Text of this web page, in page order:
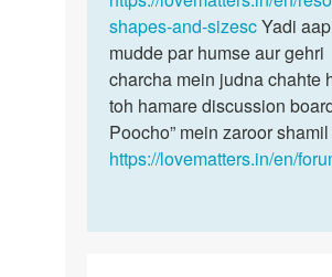
shapes-and-sizescYadi
mudde par humse aur gehri
charcha mein judna chahte
toh hamare discussion
Poocho” mein zaroor
https://lovematters.in/en/